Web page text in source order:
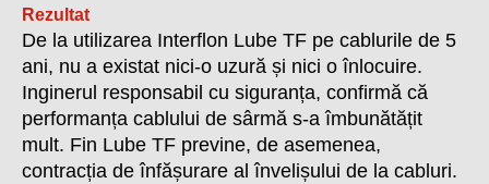
Rezultat
De la utilizarea Interflon Lube TF pe cablurile de 5
ani, nu a existat nici-o uzură și nici o înlocuire.
Inginerul responsabil cu siguranța, confirmă că
performanța cablului de sârmă s-a îmbunătățit
mult. Fin Lube TF previne, de asemenea,
contracția de înfășurare al învelișului de la cabluri.